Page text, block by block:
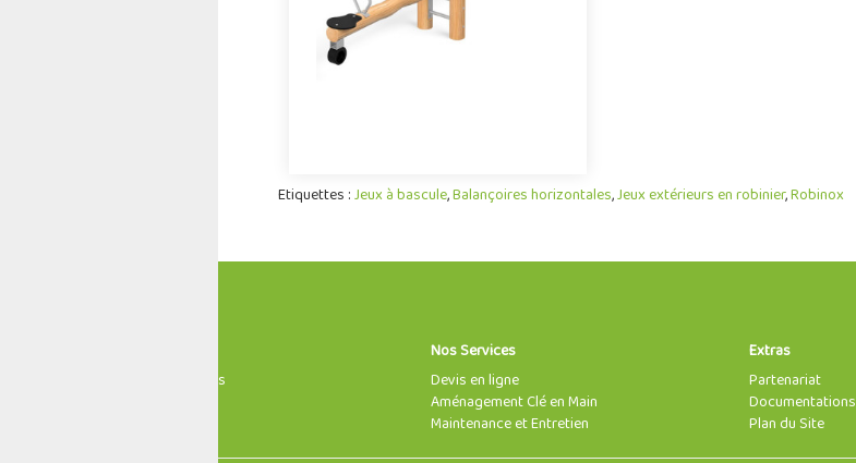
Offre partenaire
Etiquettes :Jeux à bascule,Balançoires horizontales,Jeux extérieurs en robinier,Robinox
À propos de nous
Nos Services
Devis en ligne
Aménagement Clé en Main
Maintenance et Entretien
Extras
Partenariat
Documentations
Plan du Site